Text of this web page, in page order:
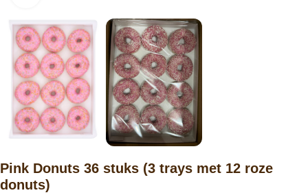
Pink Donuts 36 stuks (3 trays met 12 roze
donuts)